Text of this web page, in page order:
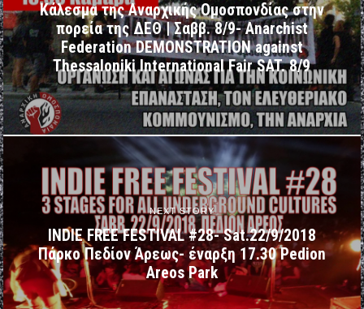
Κάλεσμα της Αναρχικής Ομοσπονδίας στην
πορεία της ΔΕΘ | Σαββ. 8/9- Anarchist
Federation DEMONSTRATION against
Thessaloniki International Fair SAT. 8/9
NEXT STORY
INDIE FREE FESTIVAL #28- Sat.22/9/2018
Πάρκο Πεδίον Άρεως- έναρξη 17.30 Pedion
Areos Park